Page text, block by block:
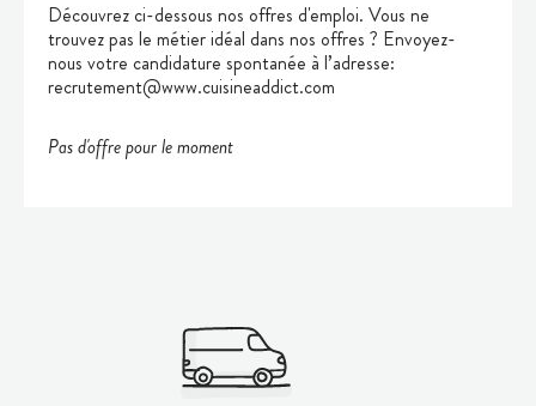
Découvrez ci-dessous nos offres d'emploi. Vous ne
trouvez pas le métier idéal dans nos offres ? Envoyez-
nous votre candidature spontanée à l’adresse:
recrutement@www.cuisineaddict.com
Pas d'offre pour le moment